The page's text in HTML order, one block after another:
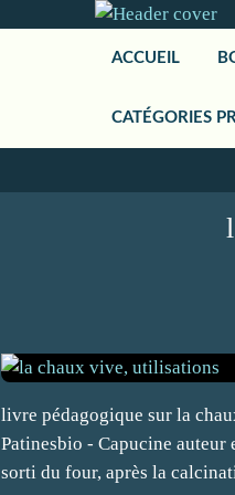
ACCUEIL
CATÉGORIES
livre pédagogique sur la
Patinesbio - Capucine
sorti du four, après la